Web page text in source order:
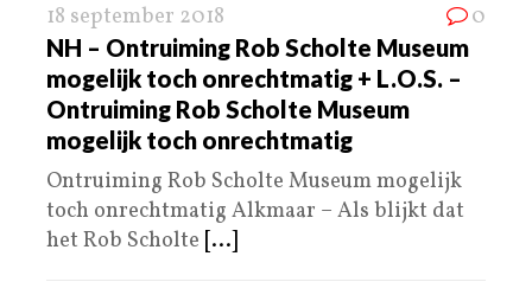
18 september 2018 0
NH – Ontruiming Rob Scholte Museum
mogelijk toch onrechtmatig + L.O.S. –
Ontruiming Rob Scholte Museum
mogelijk toch onrechtmatig
Ontruiming Rob Scholte Museum mogelijk
toch onrechtmatig Alkmaar – Als blijkt dat
het Rob Scholte [...]